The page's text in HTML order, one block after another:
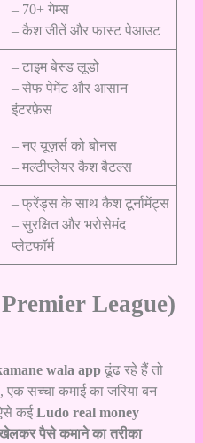
– 70+ गेम्स
– कैश जीतें और फास्ट पेआउट
– टाइम बेस्ड लूडो
– सेफ पेमेंट और आसान
इंटरफ़ेस
– नए यूज़र्स को बोनस
– मल्टीप्लेयर कैश बैटल्स
– फ्रेंड्स के साथ कैश टूर्नामेंट्स
– सुरक्षित और भरोसेमंद
प्लेटफॉर्म
League)
wala appढूंढ रहे हैं तो
एक सच्चा कमाई का जरिया बन
कईLudo real money
पैसे कमाने का तरीका